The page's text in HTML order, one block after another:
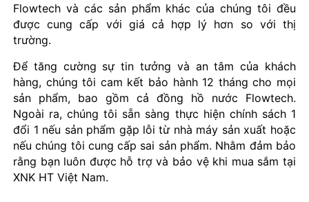
Flowtech và các sản phẩm khác của chúng tôi đều
được cung cấp với giá cả hợp lý hơn so với thị
trường.
Để tăng cường sự tin tưởng và an tâm của khách
hàng, chúng tôi cam kết bảo hành 12 tháng cho mọi
sản phẩm, bao gồm cả đồng hồ nước Flowtech.
Ngoài ra, chúng tôi sẵn sàng thực hiện chính sách 1
đổi 1 nếu sản phẩm gặp lỗi từ nhà máy sản xuất hoặc
nếu chúng tôi cung cấp sai sản phẩm. Nhằm đảm bảo
rằng bạn luôn được hỗ trợ và bảo vệ khi mua sắm tại
XNK HT Việt Nam.